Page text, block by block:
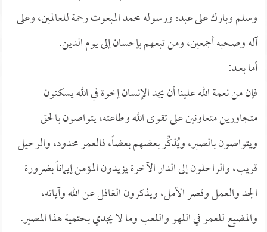
وسلم وبارك على عبده ورسوله محمد المبعوث رحمة للعالمين، وعلى
آله وصحبه أجمعين، ومن تبعهم بإحسان إلى يوم الدين.
أما بعــد:
فإن من نعمة الله علينا أن يجد الإنسان إخوة في الله يسكنون
متجاورين متعاونين على تقوى الله وطاعته، يتواصون بالحق
ويتواصون بالصبر، ويُذكِّر بعضهم بعضاً، فالعمر محدود، والرحيل
قريب، والراحلون إلى الدار الآخرة يزيدون المؤمن إيماناً بضرورة
الجد والعمل وقصر الأمل، ويذكرون الغافل عن الله وآياته،
والمضيع للعمر في اللهو واللعب وما لا يجدي بحتمية هذا المصير.